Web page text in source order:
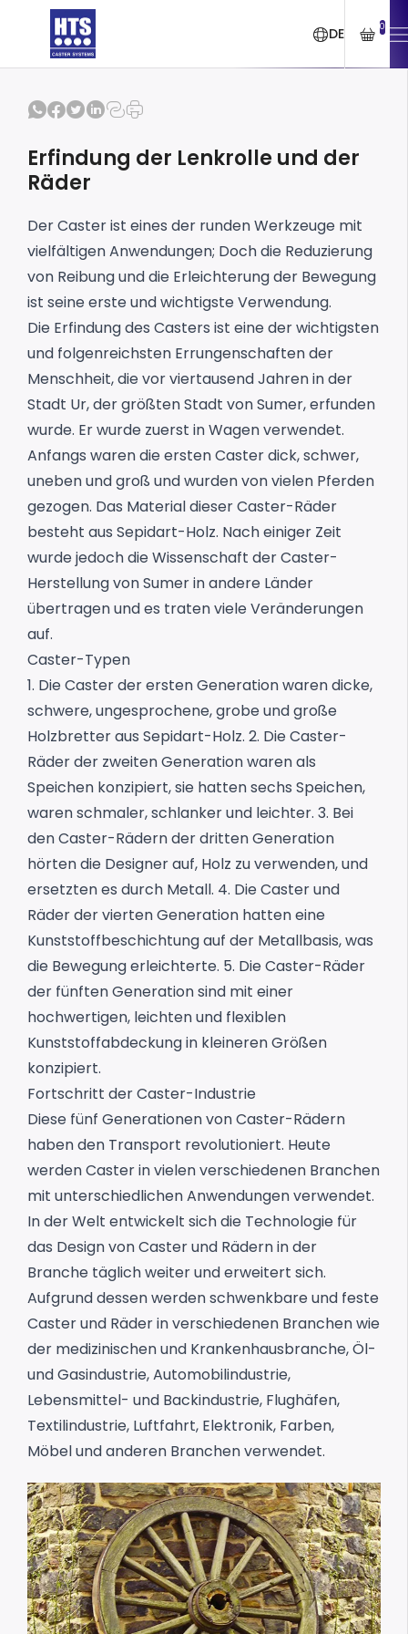
DE 0
Erfindung der Lenkrolle und der
Räder
Der Caster ist eines der runden Werkzeuge mit
vielfältigen Anwendungen; Doch die Reduzierung
von Reibung und die Erleichterung der Bewegung
ist seine erste und wichtigste Verwendung.
Die Erfindung des Casters ist eine der wichtigsten
und folgenreichsten Errungenschaften der
Menschheit, die vor viertausend Jahren in der
Stadt Ur, der größten Stadt von Sumer, erfunden
wurde. Er wurde zuerst in Wagen verwendet.
Anfangs waren die ersten Caster dick, schwer,
uneben und groß und wurden von vielen Pferden
gezogen. Das Material dieser Caster-Räder
besteht aus Sepidart-Holz. Nach einiger Zeit
wurde jedoch die Wissenschaft der Caster-
Herstellung von Sumer in andere Länder
übertragen und es traten viele Veränderungen
auf.
Caster-Typen
1. Die Caster der ersten Generation waren dicke,
schwere, ungesprochene, grobe und große
Holzbretter aus Sepidart-Holz. 2. Die Caster-
Räder der zweiten Generation waren als
Speichen konzipiert, sie hatten sechs Speichen,
waren schmaler, schlanker und leichter. 3. Bei
den Caster-Rädern der dritten Generation
hörten die Designer auf, Holz zu verwenden, und
ersetzten es durch Metall. 4. Die Caster und
Räder der vierten Generation hatten eine
Kunststoffbeschichtung auf der Metallbasis, was
die Bewegung erleichterte. 5. Die Caster-Räder
der fünften Generation sind mit einer
hochwertigen, leichten und flexiblen
Kunststoffabdeckung in kleineren Größen
konzipiert.
Fortschritt der Caster-Industrie
Diese fünf Generationen von Caster-Rädern
haben den Transport revolutioniert. Heute
werden Caster in vielen verschiedenen Branchen
mit unterschiedlichen Anwendungen verwendet.
In der Welt entwickelt sich die Technologie für
das Design von Caster und Rädern in der
Branche täglich weiter und erweitert sich.
Aufgrund dessen werden schwenkbare und feste
Caster und Räder in verschiedenen Branchen wie
der medizinischen und Krankenhausbranche, Öl-
und Gasindustrie, Automobilindustrie,
Lebensmittel- und Backindustrie, Flughäfen,
Textilindustrie, Luftfahrt, Elektronik, Farben,
Möbel und anderen Branchen verwendet.